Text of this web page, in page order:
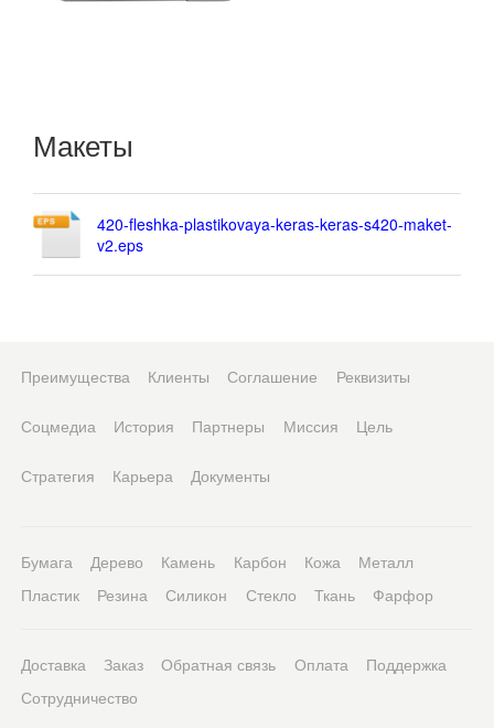
Макеты
420-fleshka-plastikovaya-keras-keras-s420-maket-
v2.eps
Преимущества Клиенты Соглашение Реквизиты
Соцмедиа История Партнеры Миссия Цель
Стратегия Карьера Документы
Бумага Дерево Камень Карбон Кожа
Металл
Пластик
Резина Силикон Стекло Ткань Фарфор
Доставка Заказ Обратная связь Оплата
Поддержка
Сотрудничество